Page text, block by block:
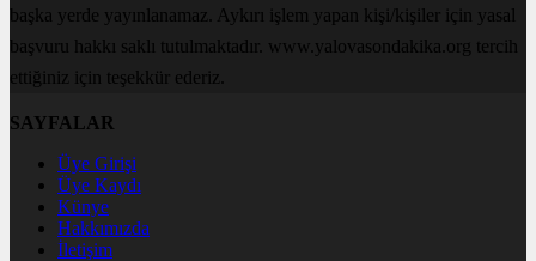
başka yerde yayınlanamaz. Aykırı işlem yapan kişi/kişiler için yasal
başvuru hakkı saklı tutulmaktadır. www.yalovasondakika.org tercih
ettiğiniz için teşekkür ederiz.
SAYFALAR
Üye Girişi
Üye Kaydı
Künye
Hakkımızda
İletişim